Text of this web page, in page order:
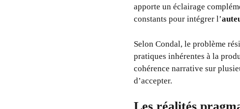
apporte un éclairage
constants pour intégrer l’
Selon Condal, le problème
pratiques inhérentes à la
cohérence narrative sur
d’accepter.